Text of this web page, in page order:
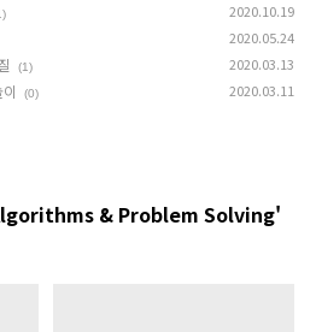
2020.10.19
2020.05.24
(1) 2020.03.13
(0) 2020.03.11
& Problem Solving'